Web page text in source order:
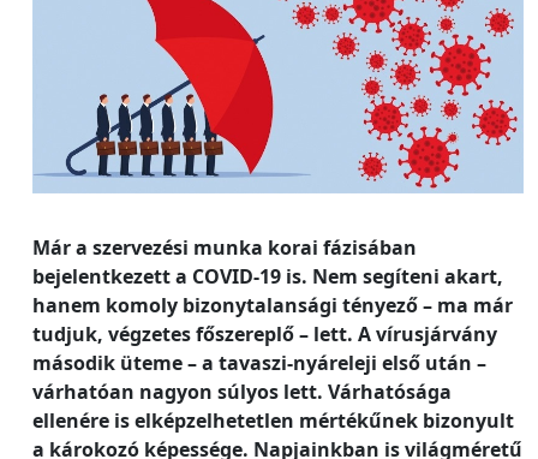
Már a szervezési munka korai fázisában
bejelentkezett a COVID-19 is. Nem segíteni akart,
hanem komoly bizonytalansági tényező – ma már
tudjuk, végzetes főszereplő – lett. A vírusjárvány
második üteme – a tavaszi-nyáreleji első után –
várhatóan nagyon súlyos lett. Várhatósága
ellenére is elképzelhetetlen mértékűnek bizonyult
a károkozó képessége. Napjainkban is világméretű